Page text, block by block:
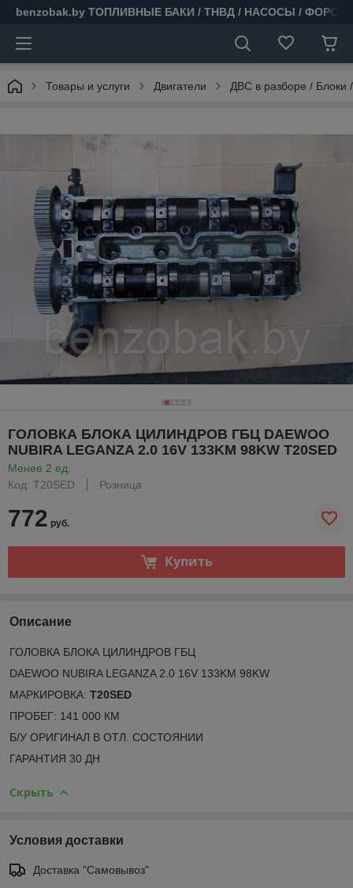
benzobak.by ТОПЛИВНЫЕ БАКИ / ТНВД / НАСОСЫ /
Товары и услуги Двигатели ДВС в разборе /
ГОЛОВКА БЛОКА ЦИЛИНДРОВ ГБЦ DAEWOO
NUBIRA LEGANZA 2.0 16V 133KM 98KW T20SED
Менее 2 ед.
Код: T20SED
Розница
772 руб.
Купить
Описание
ГОЛОВКА БЛОКА ЦИЛИНДРОВ ГБЦ
DAEWOO NUBIRA LEGANZA 2.0 16V 133KM 98KW
МАРКИРОВКА: T20SED
ПРОБЕГ: 141 000 КМ
Б/У ОРИГИНАЛ В ОТЛ. СОСТОЯНИИ
ГАРАНТИЯ 30 ДН
Скрыть
Условия доставки
Доставка "Самовывоз"